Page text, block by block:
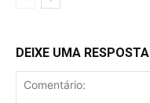
DEIXE UMA RESPOSTA